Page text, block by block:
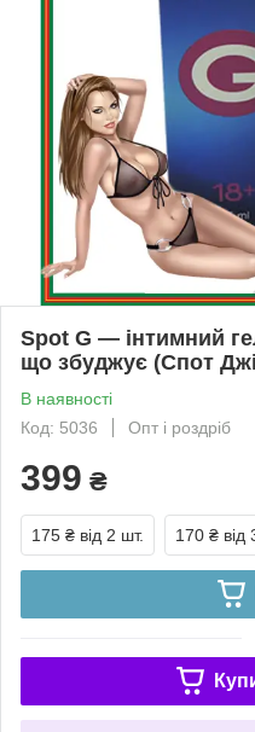
Spot G — інтимний
що збуджує (Спот
В наявності
Код: 5036
Опт і роздріб
399 ₴
175 ₴ від 2 шт. 170 ₴ від